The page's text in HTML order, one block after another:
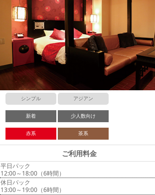
シンプル アジアン
新着 少人数向け
赤系 茶系
ご利用料金
平日パック
12:00～18:00（6時間）
休日パック
13:00～19:00（6時間）